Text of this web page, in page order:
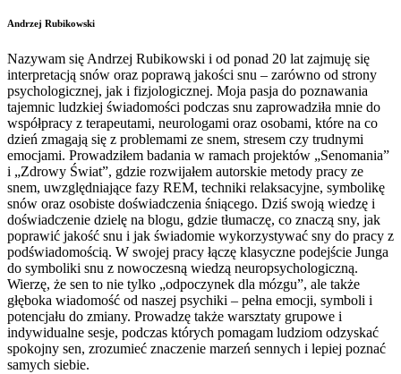
Andrzej Rubikowski
Nazywam się Andrzej Rubikowski i od ponad 20 lat zajmuję się
interpretacją snów oraz poprawą jakości snu – zarówno od strony
psychologicznej, jak i fizjologicznej. Moja pasja do poznawania
tajemnic ludzkiej świadomości podczas snu zaprowadziła mnie do
współpracy z terapeutami, neurologami oraz osobami, które na co
dzień zmagają się z problemami ze snem, stresem czy trudnymi
emocjami. Prowadziłem badania w ramach projektów „Senomania”
i „Zdrowy Świat”, gdzie rozwijałem autorskie metody pracy ze
snem, uwzględniające fazy REM, techniki relaksacyjne, symbolikę
snów oraz osobiste doświadczenia śniącego. Dziś swoją wiedzę i
doświadczenie dzielę na blogu, gdzie tłumaczę, co znaczą sny, jak
poprawić jakość snu i jak świadomie wykorzystywać sny do pracy z
podświadomością. W swojej pracy łączę klasyczne podejście Junga
do symboliki snu z nowoczesną wiedzą neuropsychologiczną.
Wierzę, że sen to nie tylko „odpoczynek dla mózgu”, ale także
głęboka wiadomość od naszej psychiki – pełna emocji, symboli i
potencjału do zmiany. Prowadzę także warsztaty grupowe i
indywidualne sesje, podczas których pomagam ludziom odzyskać
spokojny sen, zrozumieć znaczenie marzeń sennych i lepiej poznać
samych siebie.